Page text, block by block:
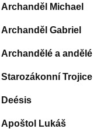
Archanděl Michael
Archanděl Gabriel
Archandělé a andělé
Starozákonní Trojice
Deésis
Apoštol Lukáš